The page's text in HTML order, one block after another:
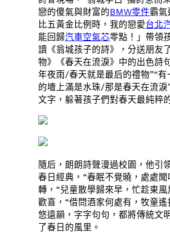
戀的傻氣與財富的BMW零件霸氣
比五黃金比例時，我的戀愛台北
能回歸汽車空氣芯零點！」帶領
讀《翁城孩子的詩》，分送朋友
物》《春天在流淚》中的出色詩
年夜雨/春天就是最后的禮物”“
的墻上滿是水珠/那是春天在流淚
文字，躲著孩子們對春天最純粹
隨后，朗朗詩聲漫過校園，他引
春日經典，“春眠不覺曉，處處聞
轉，“兒童散學歸來早，忙趁東風
歡喜，“借問酒家何處有，牧童遙
悠遠韻，字字句句，都將傳統文
了春日的風里。